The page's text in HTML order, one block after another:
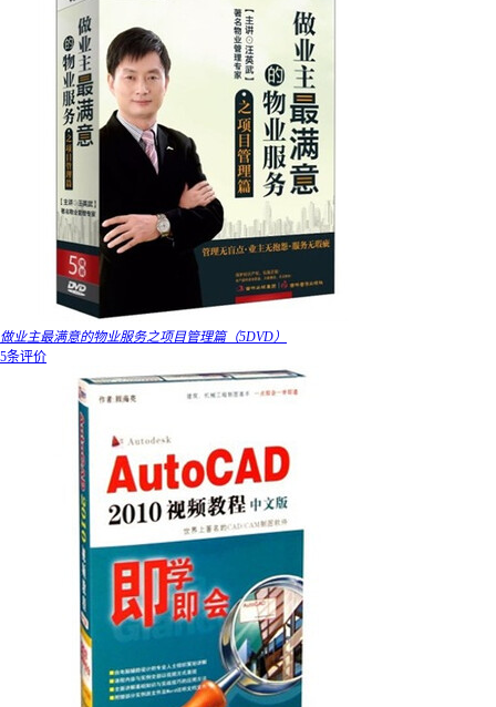
做业主最满意的物业服务之项目管理篇（5DVD）
5条评价